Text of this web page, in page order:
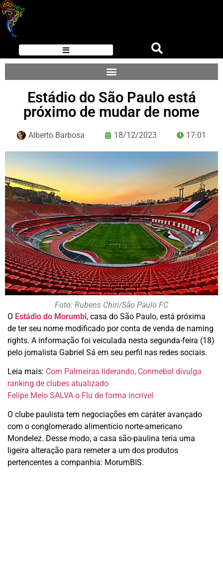
Estádio do São Paulo está
próximo de mudar de nome
Alberto Barbosa 18/12/2023 17:01
Foto: Rubens Chiri/São Paulo FC
O Estádio do Morumbi, casa do São Paulo, está próxima
de ter seu nome modificado por conta de venda de naming
rights. A informação foi veiculada nesta segunda-feira (18)
pelo jornalista Gabriel Sá em seu perfil nas redes sociais.
Leia mais: Com Palmeiras liderando, Conmebol divulga
ranking de clubes atualizado
Felipe Melo SALVA o Flu de forma incrível
O clube paulista tem negociações em caráter avançado
com o conglomerado alimentício norte-americano
Mondelez. Desse modo, a casa são-paulina teria uma
ligeira alteração para remeter a um dos produtos
pertencentes a companhia: MorumBIS.